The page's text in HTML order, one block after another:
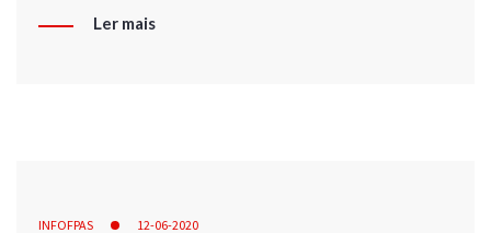
Ler mais
INFOFPAS 12-06-2020